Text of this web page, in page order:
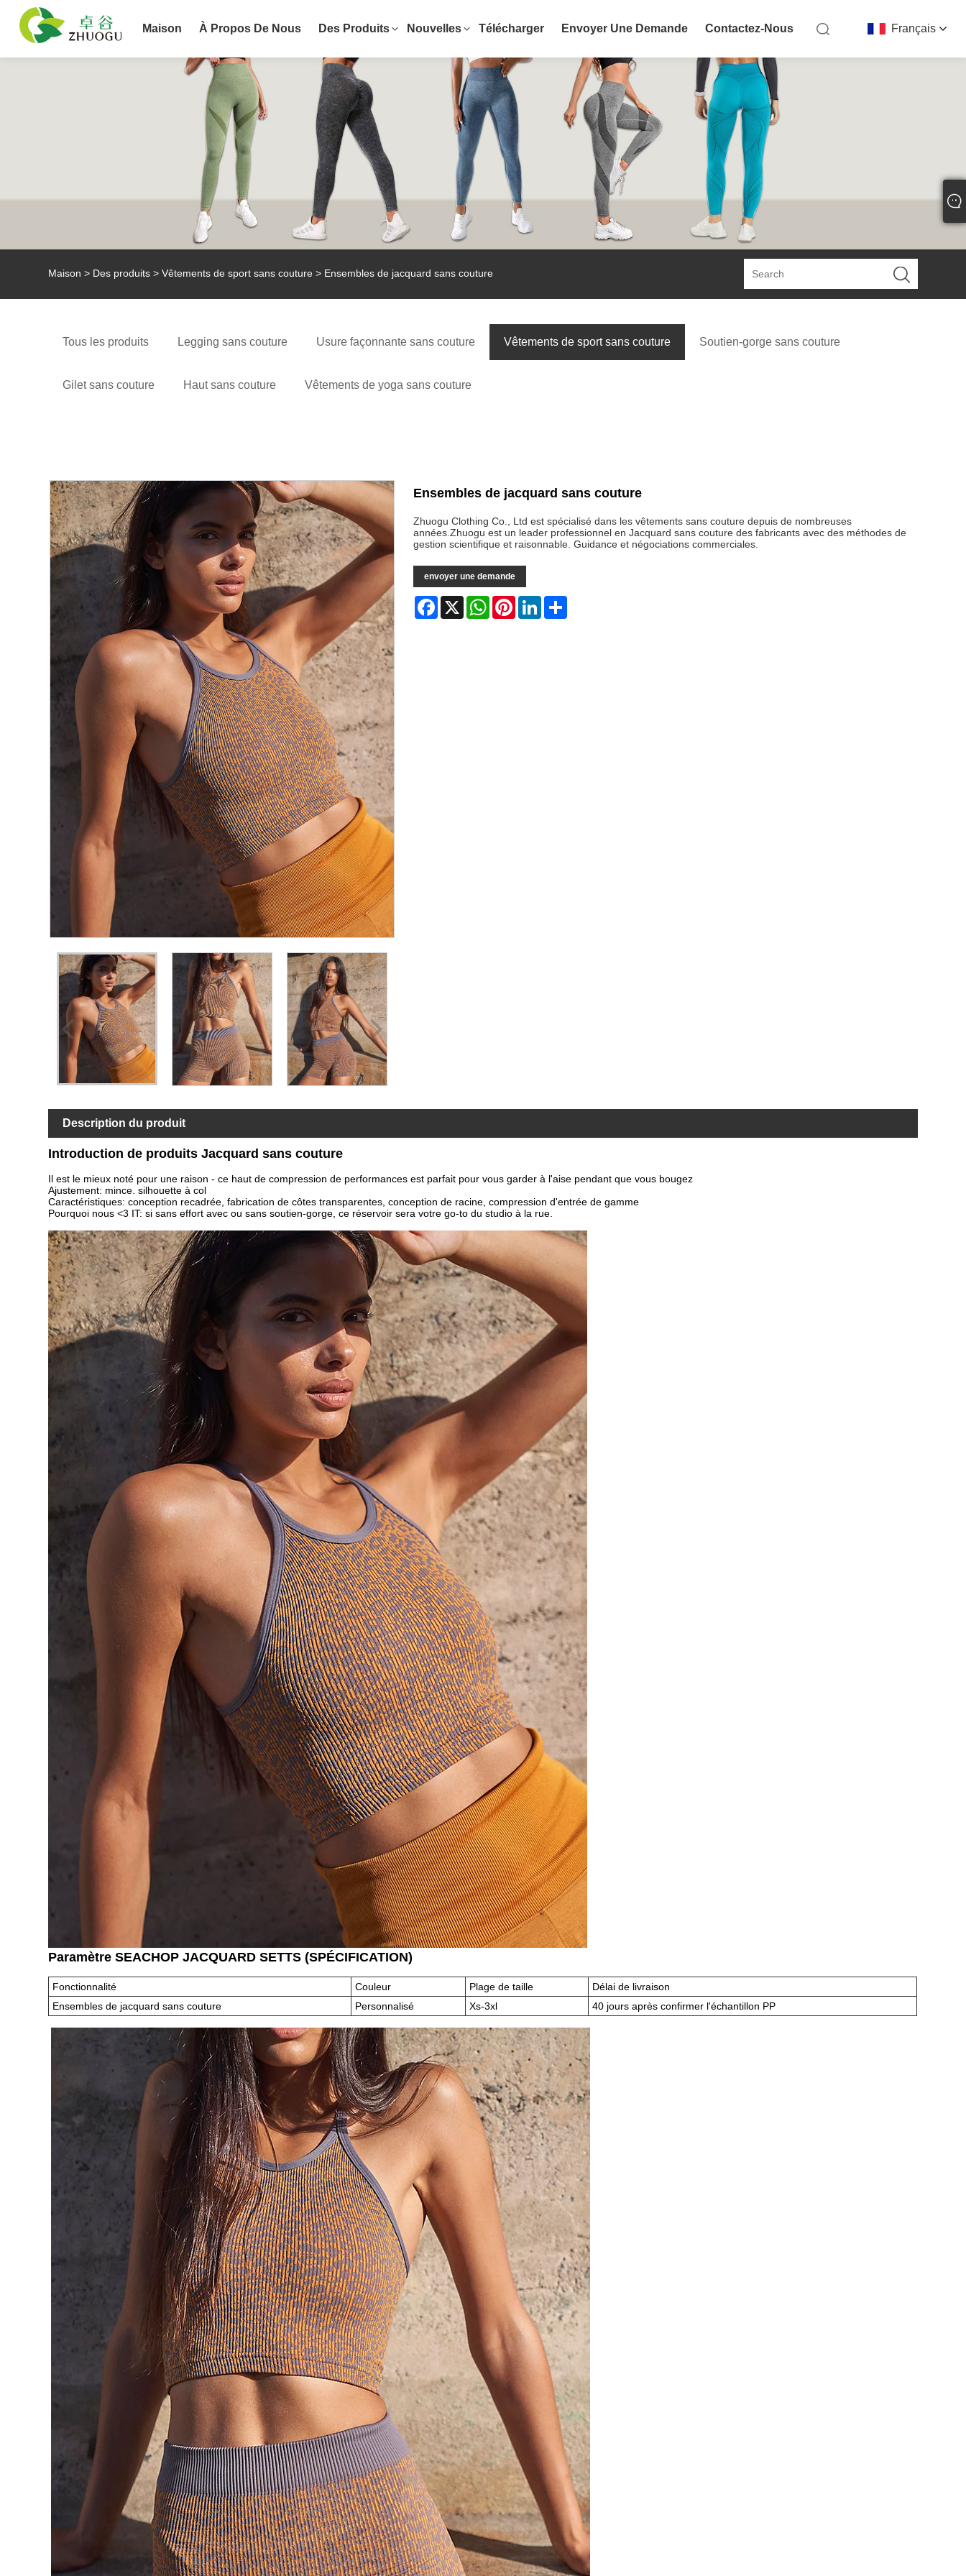
Français
Maison À Propos De Nous Des Produits Nouvelles Télécharger Envoyer Une Demande Contactez-Nous
Maison > Des produits >Vêtements de sport sans couture > Ensembles de jacquard sans couture
Tous les produits Legging sans couture Usure façonnante sans couture Vêtements de sport sans couture Soutien-gorge sans couture
Gilet sans couture Haut sans couture Vêtements de yoga sans couture
Ensembles de jacquard sans couture
Zhuogu Clothing Co., Ltd est spécialisé dans les vêtements sans couture depuis de nombreuses
années.Zhuogu est un leader professionnel en Jacquard sans couture des fabricants avec des méthodes de
gestion scientifique et raisonnable. Guidance et négociations commerciales.
envoyer une demande
Facebook
X WhatsAppPinterestLinkedIn
Description du produit
Introduction de produits Jacquard sans couture
Il est le mieux noté pour une raison - ce haut de compression de performances est parfait pour vous garder à l'aise pendant que vous bougez
Ajustement: mince. silhouette à col
Caractéristiques: conception recadrée, fabrication de côtes transparentes, conception de racine, compression d'entrée de gamme
Pourquoi nous <3 IT: si sans effort avec ou sans soutien-gorge, ce réservoir sera votre go-to du studio à la rue.
Paramètre SEACHOP JACQUARD SETTS (SPÉCIFICATION)
Fonctionnalité Couleur Plage de taille
Délai de livraison
Ensembles de jacquard sans couture
Personnalisé Xs-3xl 40 jours après confirmer l'échantillon PP